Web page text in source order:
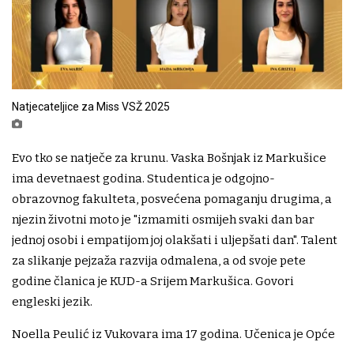
Natjecateljice za Miss VSŽ 2025
Evo tko se natječe za krunu. Vaska Bošnjak iz Markušice
ima devetnaest godina. Studentica je odgojno-
obrazovnog fakulteta, posvećena pomaganju drugima, a
njezin životni moto je "izmamiti osmijeh svaki dan bar
jednoj osobi i empatijom joj olakšati i uljepšati dan". Talent
za slikanje pejzaža razvija odmalena, a od svoje pete
godine članica je KUD-a Srijem Markušica. Govori
engleski jezik.
Noella Peulić iz Vukovara ima 17 godina. Učenica je Opće